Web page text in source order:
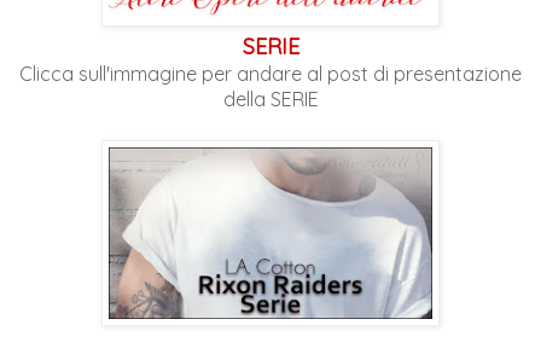
SERIE
Clicca sull'immagine per andare al post di presentazione
della SERIE